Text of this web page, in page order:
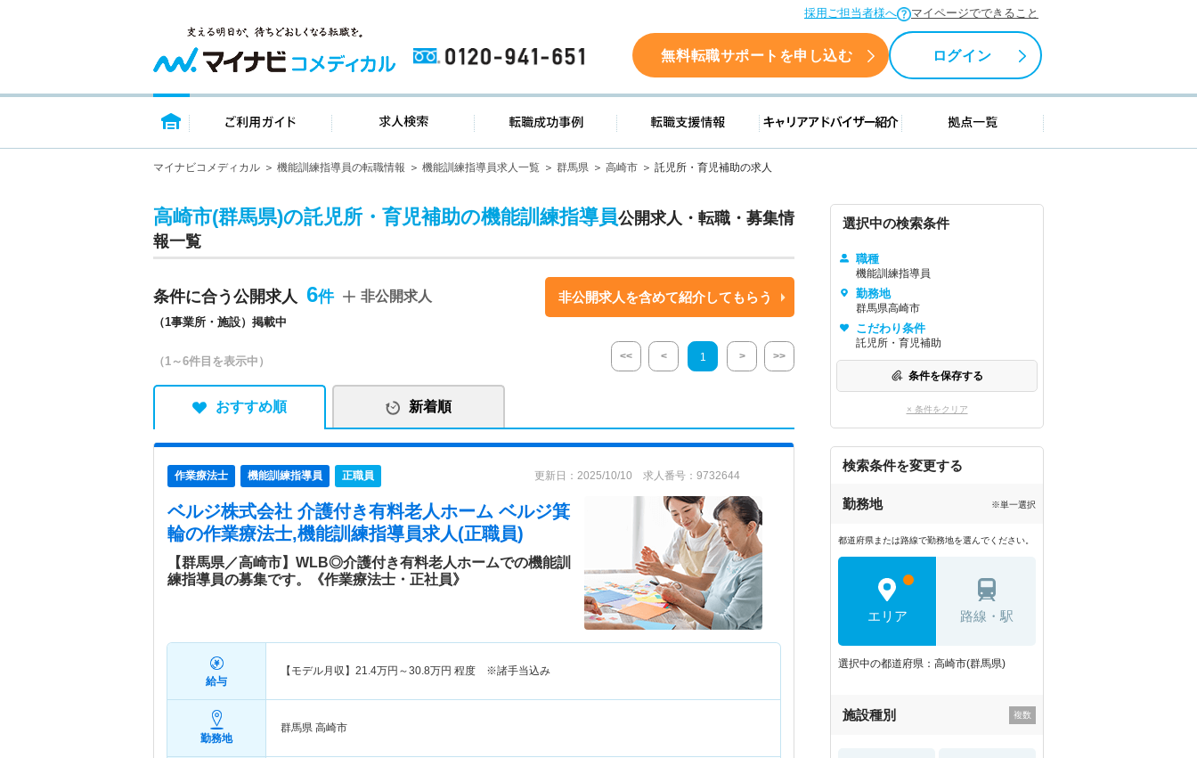
採用ご担当者様へ マイページでできること
0120-941-651 無料転職サポートを申し込む ログイン
トップページ ご利用ガイド 求人検索 転職成功事例 転職支援情報 キャリアアドバイザー紹介 拠点一覧
マイナビコメディカル 機能訓練指導員の転職情報 機能訓練指導員求人一覧 群馬県 高崎市 託児所・育児補助の求人
高崎市(群馬県)の託児所・育児補助の機能訓練指導員公開求人・転職・募集情
報一覧
条件に合う公開求人 6
（1事業所・施設）掲載中
非公開求人 非公開求人を含めて紹介してもらう
（1～6件目を表示中） << < 1 > >>
おすすめ順 新着順
作業療法士 機能訓練指導員 正職員 更新日：2025/10/10 求人番号：9732644
ベルジ株式会社 介護付き有料老人ホーム ベルジ箕
輪の作業療法士,機能訓練指導員求人(正職員)
【群馬県／高崎市】WLB◎介護付き有料老人ホームでの機能訓
練指導員の募集です。《作業療法士・正社員》
給与
【モデル月収】 21.4万円～30.8万円 程度 ※諸手当込み
勤務地
群馬県 高崎市
選択中の検索条件
職種
機能訓練指導員
勤務地
群馬県高崎市
こだわり条件
託児所・育児補助
条件を保存する
× 条件をクリア
検索条件を変更する
勤務地 ※単一選択
都道府県または路線で勤務地を選んでください。
エリア 路線・駅
選択中の都道府県：高崎市(群馬県)
施設種別